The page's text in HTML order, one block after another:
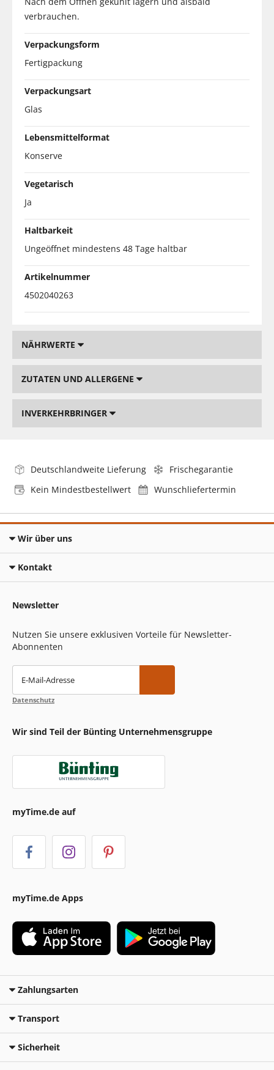
verbrauchen.
Verpackungsform
Fertigpackung
Verpackungsart
Glas
Lebensmittelformat
Konserve
Vegetarisch
Ja
Haltbarkeit
Ungeöffnet mindestens 48 Tage haltbar
Artikelnummer
4502040263
NÄHRWERTE
ZUTATEN UND ALLERGENE
INVERKEHRBRINGER
Deutschlandweite Lieferung
Frischegarantie
Kein Mindestbestellwert
Wunschliefertermin
Wir über uns
Kontakt
Newsletter
Nutzen Sie unsere exklusiven Vorteile für Newsletter-
Abonnenten
E-Mail-Adresse
Datenschutz
Wir sind Teil der Bünting Unternehmensgruppe
myTime.de auf
myTime.de Apps
Zahlungsarten
Transport
Sicherheit